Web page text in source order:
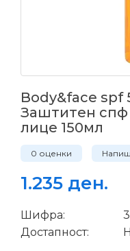
Body&face spf
Заштитен спф
лице 150мл
0 оценки
1.235 ден.
Шифра:
Достапност: